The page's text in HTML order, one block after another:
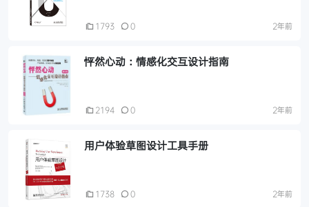
1793 0 2年前
怦然心动：情感化交互设计指南
2194 0 2年前
用户体验草图设计工具手册
1738 0 2年前